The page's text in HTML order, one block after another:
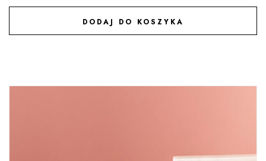
DODAJ DO KOSZYKA
DODAJ DO ULUBIONYCH